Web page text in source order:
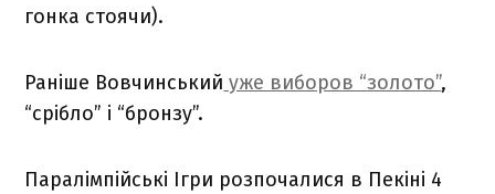
гонка стоячи).
Раніше Вовчинський уже виборов “золото”,
“срібло” і “бронзу”.
Паралімпійські Ігри розпочалися в Пекіні 4